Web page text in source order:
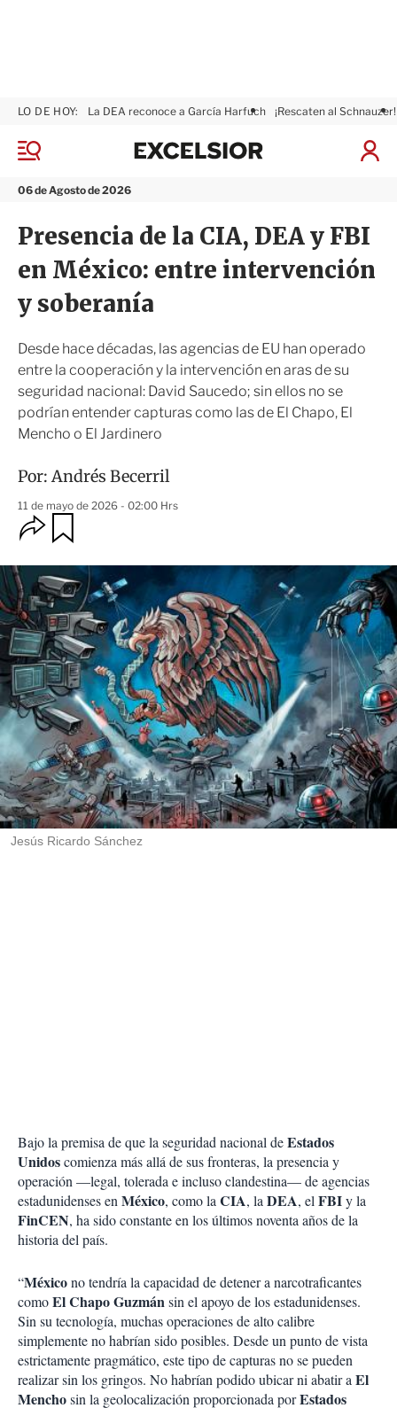
M
n
06 de Agosto de 2026
LO DE HOY: La DEA reconoce a García Harfuch ¡Rescaten al Schnauzer!
I
i
a
S
x
s
i
r
Presencia de la CIA, DEA y FBI
en México: entre intervención
y soberanía
Desde hace décadas, las agencias de EU han operado
entre la cooperación y la intervención en aras de su
seguridad nacional: David Saucedo; sin ellos no se
podrían entender capturas como las de El Chapo, El
Mencho o El Jardinero
Por:Andrés Becerril
11 de mayo de 2026 - 02:00 Hrs
O
p
i
o
n
e
s
d
e
c
o
m
p
a
r
t
i
r
r
d
a
r
Jesús Ricardo Sánchez
Bajo la premisa de que la seguridad nacional deEstados
Unidoscomienza más allá de sus fronteras, la presencia y
operación —legal, tolerada e incluso clandestina— de agencias
estadunidenses enMéxico, como laCIA, laDEA, elFBIy la
FinCEN, ha sido constante en los últimos noventa años de la
historia del país.
“Méxicono tendría la capacidad de detener a narcotraficantes
comoEl Chapo Guzmánsin el apoyo de los estadunidenses.
Sin su tecnología, muchas operaciones de alto calibre
simplemente no habrían sido posibles. Desde un punto de vista
estrictamente pragmático, este tipo de capturas no se pueden
realizar sin los gringos. No habrían podido ubicar ni abatir aEl
Menchosin la geolocalización proporcionada porEstados